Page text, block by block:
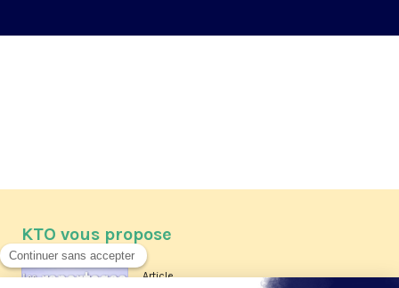
KTO vous propose
Article